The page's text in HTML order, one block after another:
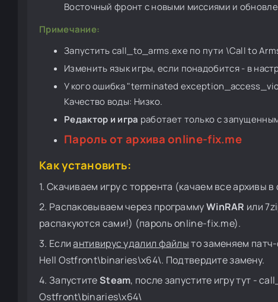
Восточный фронт с новыми миссиями и
Примечание:
Запустить call_to_arms.exe по пути \Call to
Изменить язык игры, если понадобится - в
У кого ошибка "terminated
Качество воды: Низко.
Редактор и игра работает только с
Пароль от архива online-fix.me
Как установить:
1. Скачиваем игру с торрента (качаем все архивы
2. Распаковываем через программуWinRAR или
распакуются сами!) (пароль online-fix.me).
3. Еслиантивирус удалил файлыто заменяем
Hell Ostfront\binaries\x64\. Подтвердите замену.
4. ЗапуститеSteam, после запустите игру тут -
Ostfront\binaries\x64\